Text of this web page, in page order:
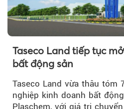
Taseco Land tiếp tục
bất động sản
Taseco Land vừa thâu tóm
nghiệp kinh doanh bất
Plaschem, với giá trị